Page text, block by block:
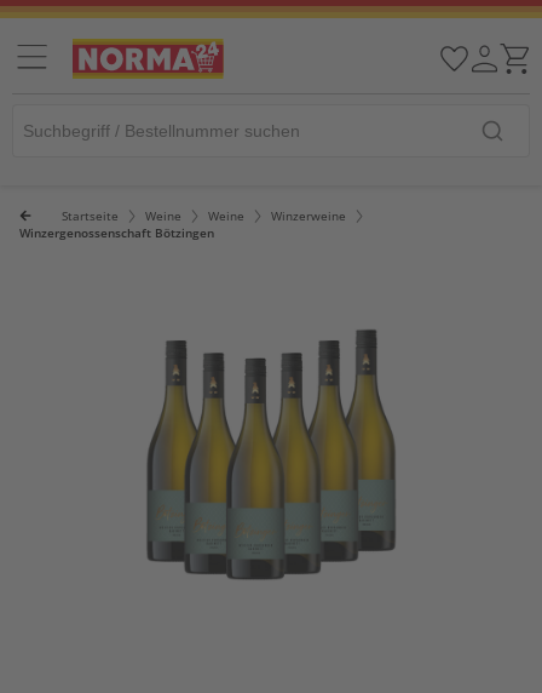
Startseite Weine Weine
Winzerweine
Winzergenossenschaft Bötzingen